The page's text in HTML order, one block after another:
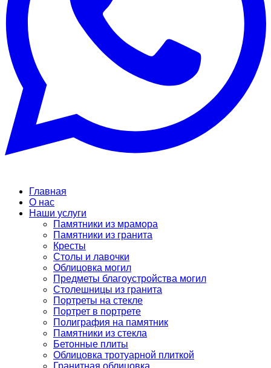
Главная
О нас
Наши услуги
Памятники из мрамора
Памятники из гранита
Кресты
Столы и лавочки
Облицовка могил
Предметы благоустройства могил
Столешницы из гранита
Портреты на стекле
Портрет в портрете
Полиграфия на памятник
Памятники из стекла
Бетонные плиты
Облицовка тротуарной плиткой